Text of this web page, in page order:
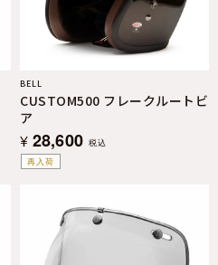
再入荷
BELL
CUSTOM500 フレークルートビ
ア
¥ 28,600 税込